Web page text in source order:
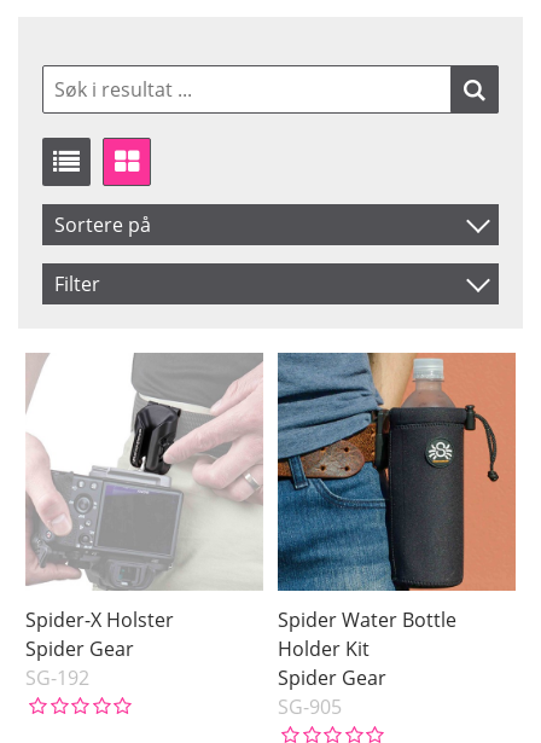
Sortere på
Artikelkod
Filter
På lager
Ikke på lager
Spider-X Holster
Spider Gear
SG-192
Spider Water Bottle
Holder Kit
Spider Gear
SG-905